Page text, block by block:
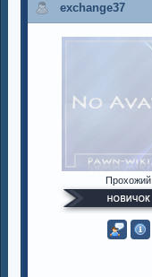
exchange37
Прохожий